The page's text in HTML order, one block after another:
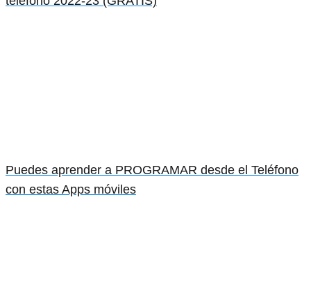
Puedes aprender a PROGRAMAR desde el Teléfono
con estas Apps móviles